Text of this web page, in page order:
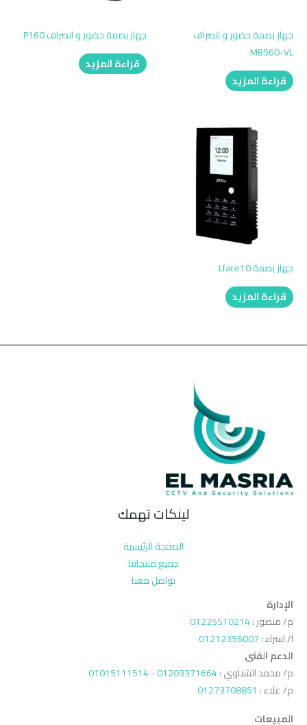
جهاز بصمة حضور و انصراف
MB560-VL
قراءة المزيد
جهاز بصمة حضور و انصراف P160
قراءة المزيد
جهاز بصمة Lface10
قراءة المزيد
لينكات تهمك
الصفحة الرئيسية
جميع منتجاتنا
تواصل معنا
الإدارة
م/ منصور :01225510214
ا/ اسراء :01212356007
الدعم الفنى
م/ محمد الشناوي :01203371664
-
01015111514
م/ علاء : 01273708851
المبيعات